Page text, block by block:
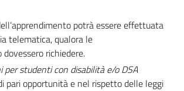
potrà essere effettuata
telematica, qualora le
dovessero richiedere.
per studenti con disabilità e/o DSA
pari opportunità e nel rispetto delle leggi